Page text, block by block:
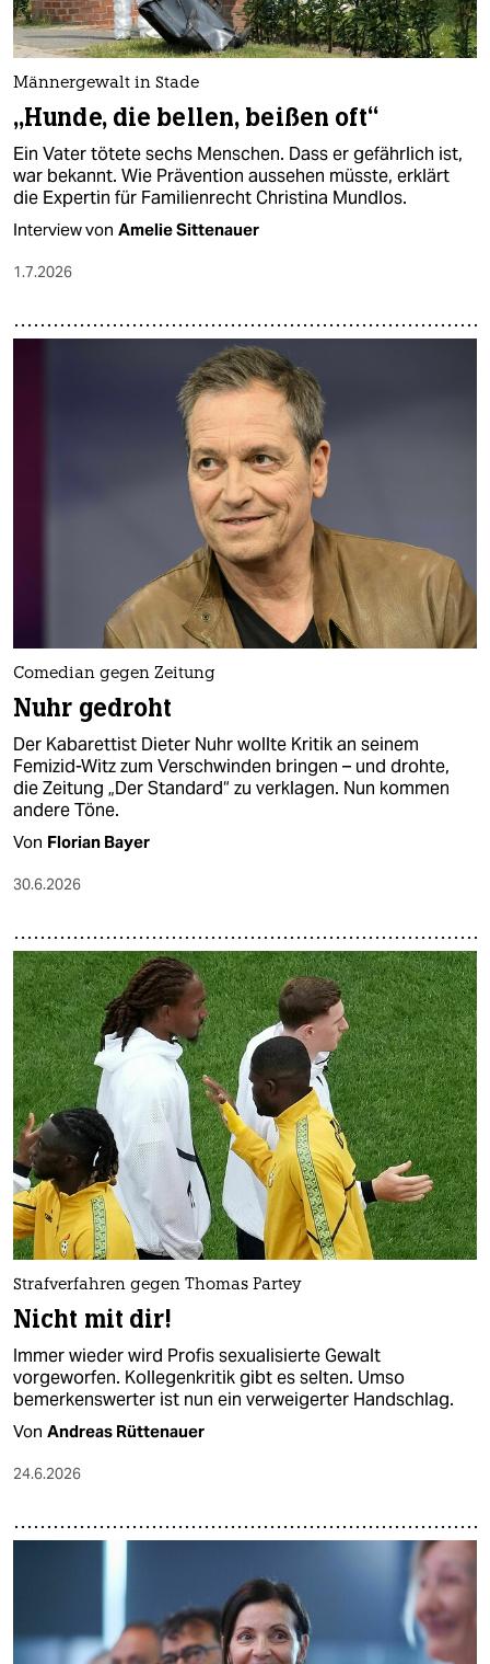
Männergewalt in Stade
„Hunde, die bellen, beißen oft“
Ein Vater tötete sechs Menschen. Dass er gefährlich ist,
war bekannt. Wie Prävention aussehen müsste, erklärt
die Expertin für Familienrecht Christina Mundlos.
Interview von Amelie Sittenauer
1.7.2026
Comedian gegen Zeitung
Nuhr gedroht
Der Kabarettist Dieter Nuhr wollte Kritik an seinem
Femizid-Witz zum Verschwinden bringen – und drohte,
die Zeitung „Der Standard“ zu verklagen. Nun kommen
andere Töne.
Von Florian Bayer
30.6.2026
Strafverfahren gegen Thomas Partey
Nicht mit dir!
Immer wieder wird Profis sexualisierte Gewalt
vorgeworfen. Kollegenkritik gibt es selten. Umso
bemerkenswerter ist nun ein verweigerter Handschlag.
Von Andreas Rüttenauer
24.6.2026